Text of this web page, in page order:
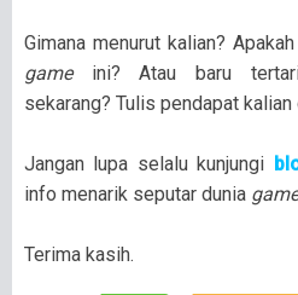
Gimana menurut kalian?
gameini? Atau baru
sekarang? Tulis pendapat
Jangan lupa selalu kunjungi
info menarik seputar dunia game
Terima kasih.